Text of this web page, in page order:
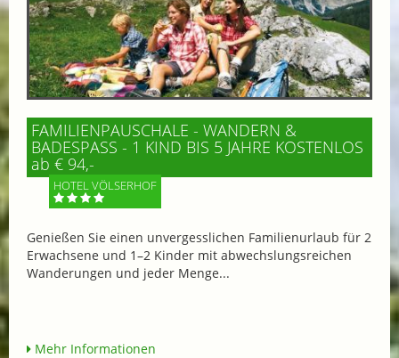
FAMILIENPAUSCHALE - WANDERN &
BADESPASS - 1 KIND BIS 5 JAHRE KOSTENLOS
ab € 94,-
HOTEL VÖLSERHOF
Genießen Sie einen unvergesslichen Familienurlaub für 2
Erwachsene und 1–2 Kinder mit abwechslungsreichen
Wanderungen und jeder Menge...
Mehr Informationen